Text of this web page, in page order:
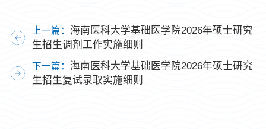
上一篇： 海南医科大学基础医学院2026年硕士研究
生招生调剂工作实施细则
下一篇： 海南医科大学基础医学院2026年硕士研究
生招生复试录取实施细则